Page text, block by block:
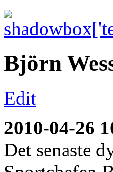
Björn
Edit
2010-04-26
Det senaste